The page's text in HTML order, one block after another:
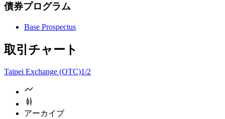
債券プログラム
Base Prospectus
取引チャート
Taipei Exchange (OTC)1/2
アーカイブ